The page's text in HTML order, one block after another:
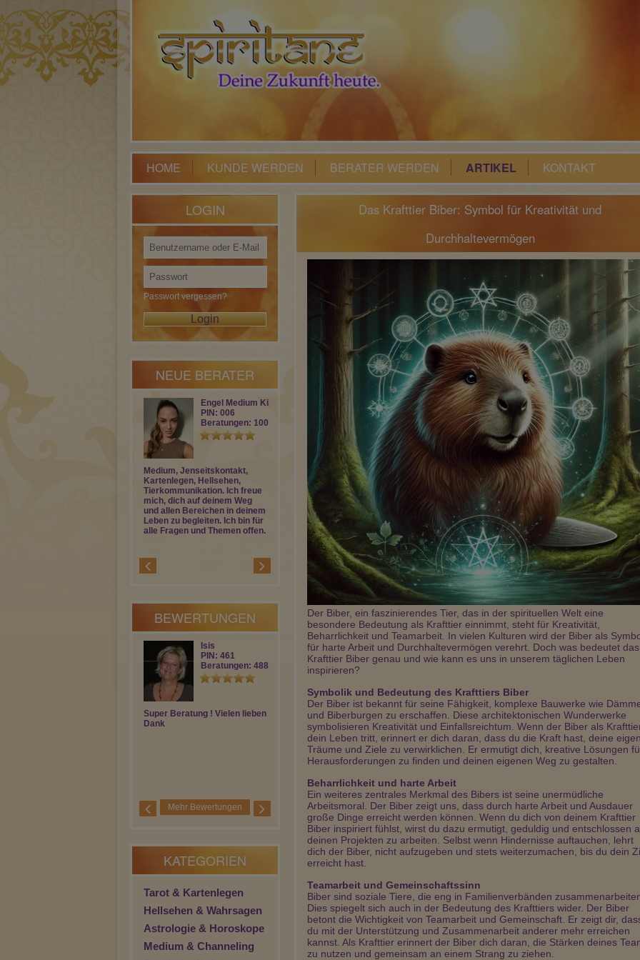
HOME KUNDE WERDEN BERATER WERDEN ARTIKEL KONTAKT
LOGIN
Passwort vergessen?
NEUE BERATER
Engel Medium Ki…
PIN: 006
Beratungen: 100
Medium, Jenseitskontakt,
Kartenlegen, Hellsehen,
Tierkommunikation. Ich freue
mich, dich auf deinem Weg
und allen Bereichen in deinem
Leben zu begleiten. Ich bin für
alle Fragen und Themen offen.
Beratungen: 128
hochschwingender liebevoller
Energie und Unterstützung der
Engel, bin ich gerne
vertrauensvoll auf deiner
HELDENREISE an deiner Seite
Esperanza
PIN: 192
Beratungen: 9
Schau deinem(er) Liebsten in
den Karten! Liebevolles und
treffsicheres Kartenlegen mit
Zeitangaben! AMOR VINCIT
OMNIA ET NOS CEDAMUS
Delphinara
PIN: 389
Beratungen: 156
Einfühlsames mediales
Kartenlegen mit und ohne
Hilfsmittel. Delphinenergie mit
blau türkisen Meisterstrahl.
Jahre Erfahrung.
BEWERTUNGEN
Isis
PIN: 461
Beratungen: 4881
Super Beratung ! Vielen lieben
Dank
Chiara de Belmo…
PIN: 011
Beratungen: 130
Danke für das Zufallgespräch.
Soreia
PIN: 380
Danke von ganzen Herzen
Etu
PIN: 291
Du bist ein Goldschatz - immer
lieb und treffsicher.
Mehr Bewertungen
KATEGORIEN
Tarot & Kartenlegen
Hellsehen & Wahrsagen
Astrologie & Horoskope
Medium & Channeling
Das Krafttier Biber: Symbol für Kreativität und
Durchhaltevermögen
Der Biber, ein faszinierendes Tier, das in der spirituellen Welt eine
besondere Bedeutung als Krafttier einnimmt, steht für Kreativität,
Beharrlichkeit und Teamarbeit. In vielen Kulturen wird der Biber als
für harte Arbeit und Durchhaltevermögen verehrt. Doch was bedeutet das
Krafttier Biber genau und wie kann es uns in unserem täglichen Leben
inspirieren?
Symbolik und Bedeutung des Krafttiers Biber
Der Biber ist bekannt für seine Fähigkeit, komplexe Bauwerke wie
und Biberburgen zu erschaffen. Diese architektonischen Wunderwerke
symbolisieren Kreativität und Einfallsreichtum. Wenn der Biber als
dein Leben tritt, erinnert er dich daran, dass du die Kraft hast, deine
Träume und Ziele zu verwirklichen. Er ermutigt dich, kreative Lösungen
Herausforderungen zu finden und deinen eigenen Weg zu gestalten.
Beharrlichkeit und harte Arbeit
Ein weiteres zentrales Merkmal des Bibers ist seine unermüdliche
Arbeitsmoral. Der Biber zeigt uns, dass durch harte Arbeit und Ausdauer
große Dinge erreicht werden können. Wenn du dich von deinem Krafttier
Biber inspiriert fühlst, wirst du dazu ermutigt, geduldig und entschlossen
deinen Projekten zu arbeiten. Selbst wenn Hindernisse auftauchen, lehrt
dich der Biber, nicht aufzugeben und stets weiterzumachen, bis du dein
erreicht hast.
Teamarbeit und Gemeinschaftssinn
Biber sind soziale Tiere, die eng in Familienverbänden
Dies spiegelt sich auch in der Bedeutung des Krafttiers wider. Der Biber
betont die Wichtigkeit von Teamarbeit und Gemeinschaft. Er zeigt dir,
du mit der Unterstützung und Zusammenarbeit anderer mehr erreichen
kannst. Als Krafttier erinnert der Biber dich daran, die Stärken deines
zu nutzen und gemeinsam an einem Strang zu ziehen.